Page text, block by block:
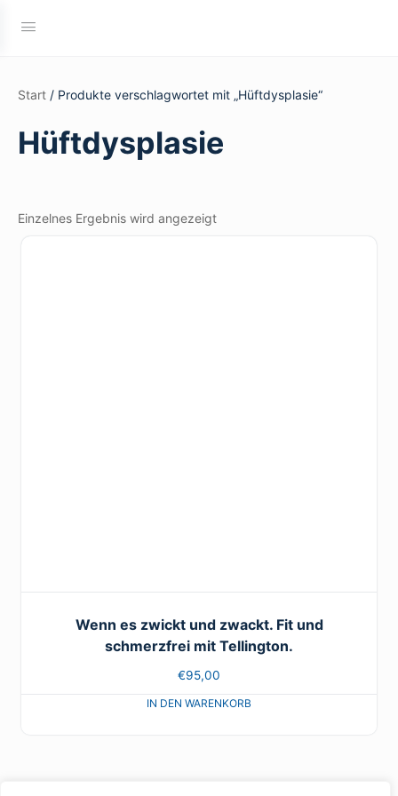
Start / Produkte verschlagwortet mit „Hüftdysplasie“
Hüftdysplasie
Einzelnes Ergebnis wird angezeigt
Wenn es zwickt und zwackt. Fit und
schmerzfrei mit Tellington.
€95,00